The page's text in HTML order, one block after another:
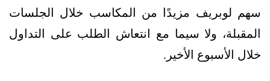
سهم لوبريف مزيدًا من المكاسب خلال الجلسات
المقبلة، ولا سيما مع انتعاش الطلب على التداول
خلال الأسبوع الأخير.